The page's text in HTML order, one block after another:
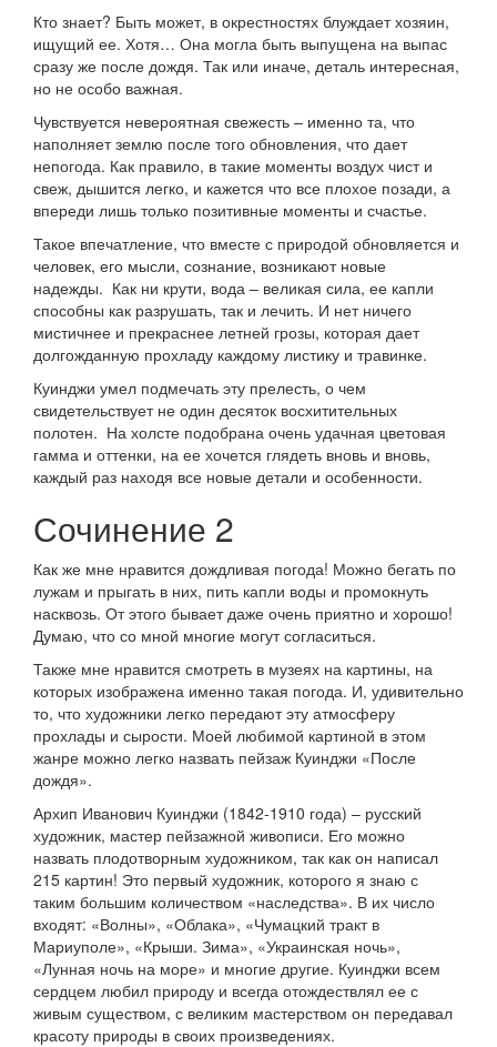
Кто знает? Быть может, в окрестностях блуждает хозяин,
ищущий ее. Хотя… Она могла быть выпущена на выпас
сразу же после дождя. Так или иначе, деталь интересная,
но не особо важная.
Чувствуется невероятная свежесть – именно та, что
наполняет землю после того обновления, что дает
непогода. Как правило, в такие моменты воздух чист и
свеж, дышится легко, и кажется что все плохое позади, а
впереди лишь только позитивные моменты и счастье.
Такое впечатление, что вместе с природой обновляется и
человек, его мысли, сознание, возникают новые
надежды. Как ни крути, вода – великая сила, ее капли
способны как разрушать, так и лечить. И нет ничего
мистичнее и прекраснее летней грозы, которая дает
долгожданную прохладу каждому листику и травинке.
Куинджи умел подмечать эту прелесть, о чем
свидетельствует не один десяток восхитительных
полотен. На холсте подобрана очень удачная цветовая
гамма и оттенки, на ее хочется глядеть вновь и вновь,
каждый раз находя все новые детали и особенности.
Сочинение 2
Как же мне нравится дождливая погода! Можно бегать по
лужам и прыгать в них, пить капли воды и промокнуть
насквозь. От этого бывает даже очень приятно и хорошо!
Думаю, что со мной многие могут согласиться.
Также мне нравится смотреть в музеях на картины, на
которых изображена именно такая погода. И, удивительно
то, что художники легко передают эту атмосферу
прохлады и сырости. Моей любимой картиной в этом
жанре можно легко назвать пейзаж Куинджи «После
дождя».
Архип Иванович Куинджи (1842-1910 года) – русский
художник, мастер пейзажной живописи. Его можно
назвать плодотворным художником, так как он написал
215 картин! Это первый художник, которого я знаю с
таким большим количеством «наследства». В их число
входят: «Волны», «Облака», «Чумацкий тракт в
Мариуполе», «Крыши. Зима», «Украинская ночь»,
«Лунная ночь на море» и многие другие. Куинджи всем
сердцем любил природу и всегда отождествлял ее с
живым существом, с великим мастерством он передавал
красоту природы в своих произведениях.